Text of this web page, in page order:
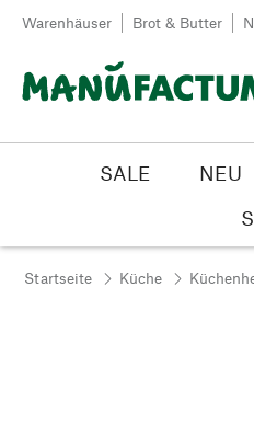
Zum Inhalt springen
Warenhäuser Brot & Butter
SALE NEU
Startseite Küche